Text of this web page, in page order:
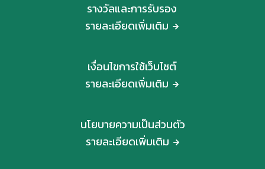
รางวัลและการรับรอง
รายละเอียดเพิ่มเติม
เงื่อนไขการใช้เว็บไซต์
รายละเอียดเพิ่มเติม
นโยบายความเป็นส่วนตัว
รายละเอียดเพิ่มเติม